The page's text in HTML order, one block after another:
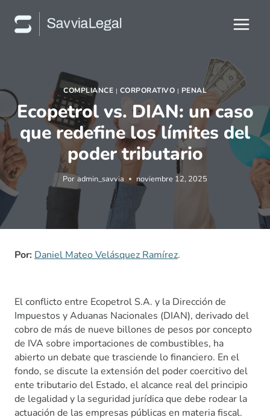
contenido
COMPLIANCE | CORPORATIVO | PENAL
Ecopetrol vs. DIAN: un caso
que redefine los límites del
poder tributario
Por admin_savvia noviembre 12, 2025
Por: Daniel Mateo Velásquez Ramírez.
El conflicto entre Ecopetrol S.A. y la Dirección de
Impuestos y Aduanas Nacionales (DIAN), derivado del
cobro de más de nueve billones de pesos por concepto
de IVA sobre importaciones de combustibles, ha
abierto un debate que trasciende lo financiero. En el
fondo, se discute la extensión del poder coercitivo del
ente tributario del Estado, el alcance real del principio
de legalidad y la seguridad jurídica que debe rodear la
actuación de las empresas públicas en materia fiscal.